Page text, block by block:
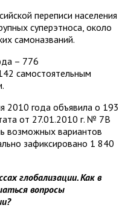
переписи населения
суперэтноса, около
самоназваний.
– 776
самостоятельным
2010 года объявила о 193
от 27.01.2010 г. № 7В
возможных вариантов
зафиксировано 1 840
глобализации. Как в
вопросы